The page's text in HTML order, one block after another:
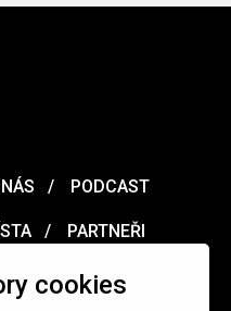
cookies
PODCAST
PARTNEŘI